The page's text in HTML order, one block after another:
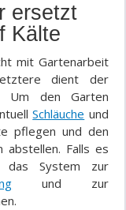
ersetzt
Kälte
mit Gartenarbeit
dient der
Um den Garten
Schläuche und
pflegen und den
abstellen. Falls es
das System zur
und zur